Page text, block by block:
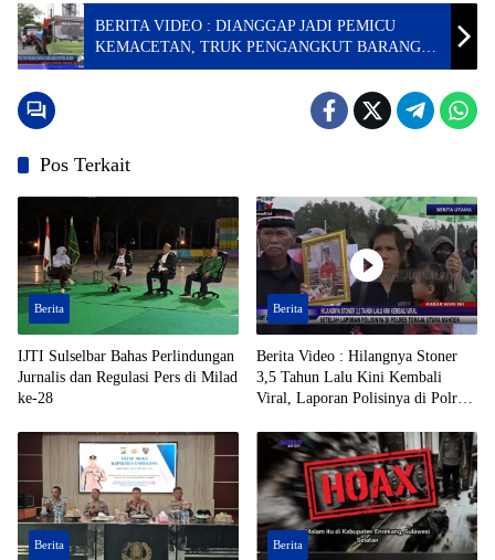
BERITA VIDEO : DIANGGAP JADI PEMICU
KEMACETAN, TRUK PENGANGKUT BARANG
DILARANG MASUK KOTA PADA JAM SIBUK
Pos Terkait
Berita
IJTI Sulselbar Bahas Perlindungan
Jurnalis dan Regulasi Pers di Milad
ke-28
Berita
Berita Video : Hilangnya Stoner
3,5 Tahun Lalu Kini Kembali
Viral, Laporan Polisinya di Polres
Berita Berita